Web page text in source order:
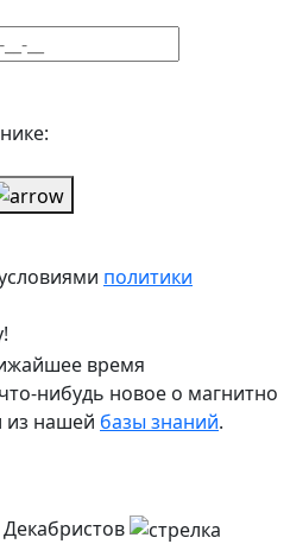
политики
время
нибудь новое о магнитно
из нашей базы знаний.